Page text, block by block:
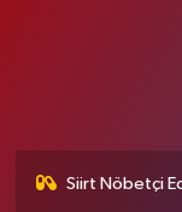
Siirt Nöbetçi